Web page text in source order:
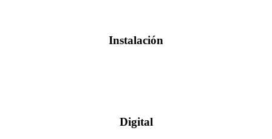
Instalación
Digital